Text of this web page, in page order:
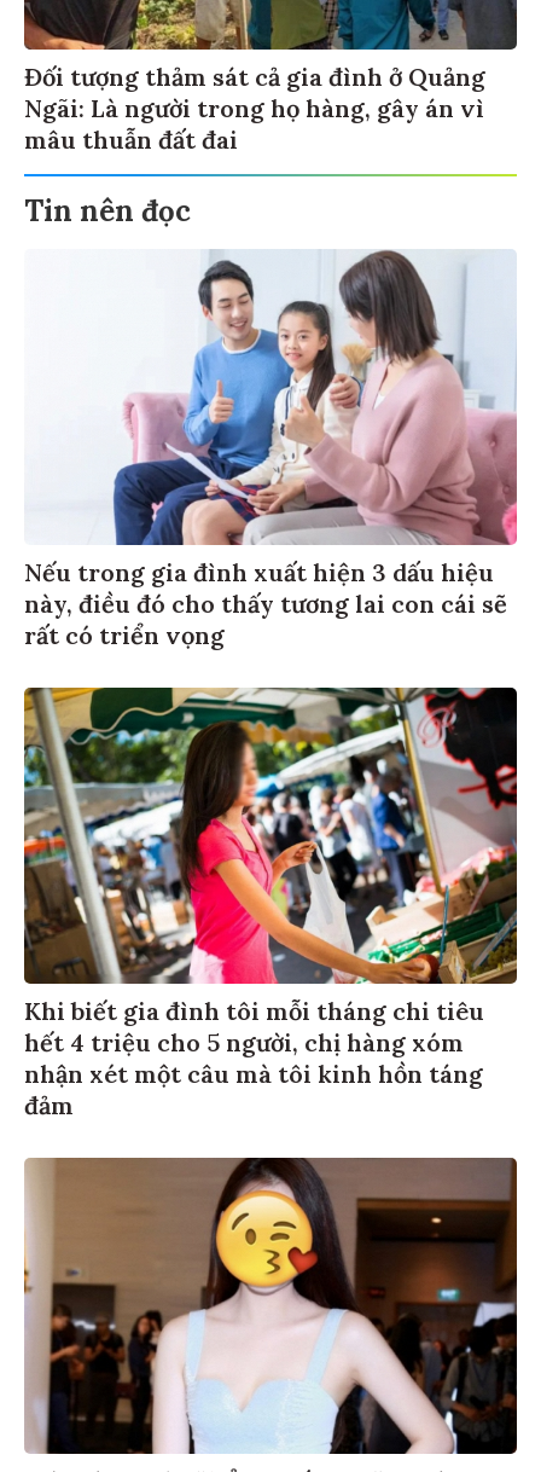
Đối tượng thảm sát cả gia đình ở Quảng
Ngãi: Là người trong họ hàng, gây án vì
mâu thuẫn đất đai
Tin nên đọc
Nếu trong gia đình xuất hiện 3 dấu hiệu
này, điều đó cho thấy tương lai con cái sẽ
rất có triển vọng
Khi biết gia đình tôi mỗi tháng chi tiêu
hết 4 triệu cho 5 người, chị hàng xóm
nhận xét một câu mà tôi kinh hồn táng
đảm